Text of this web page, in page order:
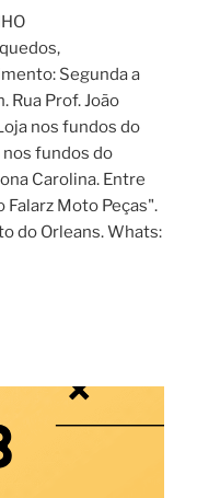
Segunda a
Rua Prof. João
nos fundos do
nos fundos do
Carolina. Entre
Falarz Moto Peças".
do Orleans. Whats: